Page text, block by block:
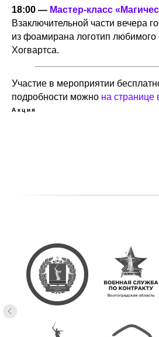
18:00 — Мастер-класс
Взаключительной части вечера
из фоамирана логотип любимого
Хогвартса.
Участие в мероприятии
подробности можно на странице
Акция